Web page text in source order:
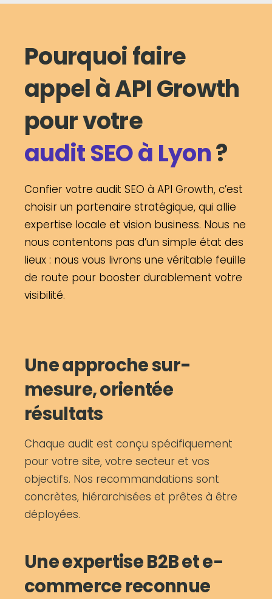
Pourquoi faire
appel à API Growth
pour votre
audit SEO à Lyon?
Confier votre audit SEO à API Growth, c’est
choisir un partenaire stratégique, qui allie
expertise locale et vision business. Nous ne
nous contentons pas d’un simple état des
lieux : nous vous livrons une véritable feuille
de route pour booster durablement votre
visibilité.
Une approche sur-
mesure, orientée
résultats
Chaque audit est conçu spécifiquement
pour votre site, votre secteur et vos
objectifs. Nos recommandations sont
concrètes, hiérarchisées et prêtes à être
déployées.
Une expertise B2B et e-
commerce reconnue